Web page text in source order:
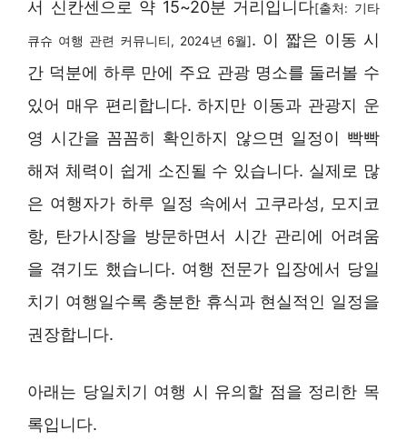
서 신칸센으로 약 15~20분 거리입니다[출처: 기타
큐슈 여행 관련 커뮤니티, 2024년 6월]. 이 짧은 이동 시
간 덕분에 하루 만에 주요 관광 명소를 둘러볼 수
있어 매우 편리합니다. 하지만 이동과 관광지 운
영 시간을 꼼꼼히 확인하지 않으면 일정이 빡빡
해져 체력이 쉽게 소진될 수 있습니다. 실제로 많
은 여행자가 하루 일정 속에서 고쿠라성, 모지코
항, 탄가시장을 방문하면서 시간 관리에 어려움
을 겪기도 했습니다. 여행 전문가 입장에서 당일
치기 여행일수록 충분한 휴식과 현실적인 일정을
권장합니다.
아래는 당일치기 여행 시 유의할 점을 정리한 목
록입니다.